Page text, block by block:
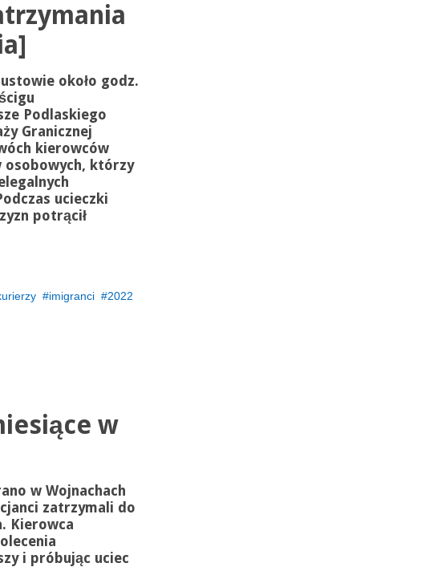
około godz.
Podlaskiego
Granicznej
kierowców
osobowych, którzy
ucieczki
potrącił
imigranci
2022
w
w Wojnachach
zatrzymali do
Kierowca
i próbując uciec